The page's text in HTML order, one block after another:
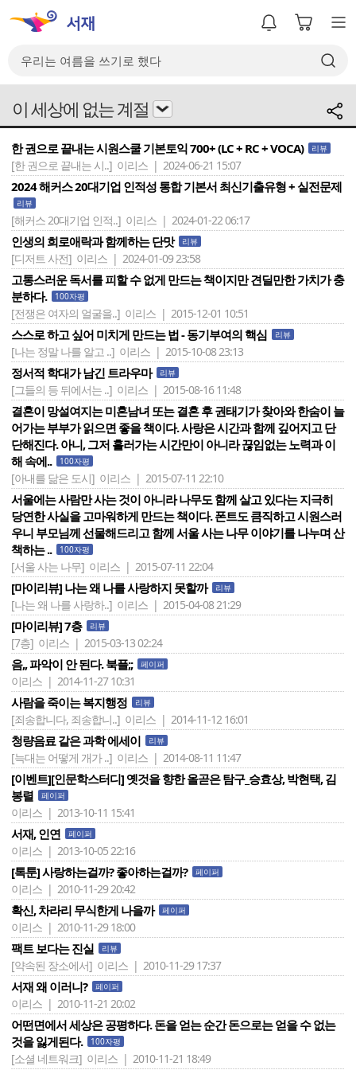
이 세상에 없는 계절
한 권으로 끝내는 시원스쿨 기본토익 700+ (LC + RC + VOCA) 리뷰
[한 권으로 끝내는 시..] 이리스 | 2024-06-21 15:07
2024 해커스 20대기업 인적성 통합 기본서 최신기출유형 + 실전문제
리뷰
[해커스 20대기업 인적..] 이리스 | 2024-01-22 06:17
인생의 희로애락과 함께하는 단맛 리뷰
[디저트 사전] 이리스 | 2024-01-09 23:58
고통스러운 독서를 피할 수 없게 만드는 책이지만 견딜만한 가치가 충
분하다.
100자평
[전쟁은 여자의 얼굴을..] 이리스 | 2015-12-01 10:51
스스로 하고 싶어 미치게 만드는 법 - 동기부여의 핵심 리뷰
[나는 정말 나를 알고 ..] 이리스 | 2015-10-08 23:13
정서적 학대가 남긴 트라우마 리뷰
[그들의 등 뒤에서는 ..] 이리스 | 2015-08-16 11:48
결혼이 망설여지는 미혼남녀 또는 결혼 후 권태기가 찾아와 한숨이 늘
어가는 부부가 읽으면 좋을 책이다. 사랑은 시간과 함께 깊어지고 단
단해진다. 아니, 그저 흘러가는 시간만이 아니라 끊임없는 노력과 이
해 속에..
100자평
[아내를 닮은 도시] 이리스 | 2015-07-11 22:10
서울에는 사람만 사는 것이 아니라 나무도 함께 살고 있다는 지극히
당연한 사실을 고마워하게 만드는 책이다. 폰트도 큼직하고 시원스러
우니 부모님께 선물해드리고 함께 서울 사는 나무 이야기를 나누며 산
책하는 ..
100자평
[서울 사는 나무] 이리스 | 2015-07-11 22:04
[마이리뷰] 나는 왜 나를 사랑하지 못할까 리뷰
[나는 왜 나를 사랑하..] 이리스 | 2015-04-08 21:29
[마이리뷰] 7층 리뷰
[7층] 이리스 | 2015-03-13 02:24
음,, 파악이 안 된다. 북플;; 페이퍼
이리스 | 2014-11-27 10:31
사람을 죽이는 복지행정 리뷰
[죄송합니다, 죄송합니..] 이리스 | 2014-11-12 16:01
청량음료 같은 과학 에세이 리뷰
[늑대는 어떻게 개가 ..] 이리스 | 2014-08-11 11:47
[이벤트][인문학스터디] 옛것을 향한 올곧은 탐구_승효상, 박현택, 김
봉렬
페이퍼
이리스 | 2013-10-11 15:41
서재, 인연 페이퍼
이리스 | 2013-10-05 22:16
[톡툰] 사랑하는걸까? 좋아하는걸까? 페이퍼
이리스 | 2010-11-29 20:42
확신, 차라리 무식한게 나을까 페이퍼
이리스 | 2010-11-29 18:00
팩트 보다는 진실 리뷰
[약속된 장소에서] 이리스 | 2010-11-29 17:37
서재 왜 이러니? 페이퍼
이리스 | 2010-11-21 20:02
어떤면에서 세상은 공평하다. 돈을 얻는 순간 돈으로는 얻을 수 없는
것을 잃게된다.
100자평
[소셜 네트워크] 이리스 | 2010-11-21 18:49